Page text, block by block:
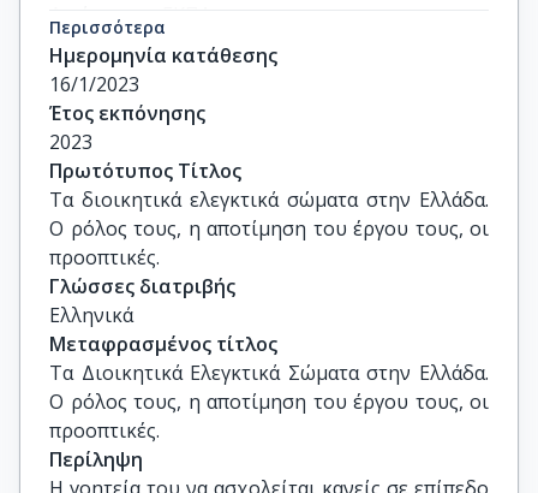
Διοίκησης - ΕΚΠΑ
Χρυσανθάκης Χαράλαμπος - Καθηγητής - Τμήμα
Πολιτικής Επιστήμης και Δημόσιας Διοίκησης -
ΕΚΠΑ
Πραβίτα Μαρία Ηλιάνα - Επίκ. Καθηγήτρια -
Τμήμα Πολιτικής Επιστήμης και Δημόσιας
Διοίκησης - ΕΚΠΑ
Κτιστάκη Σταυρούλα - Καθηγήτρια - Τμήμα
Δημόσιας Διοίκησης - Πάντειο Πανεπιστήμιο
Αθηνών
Μαυρομούστακου Ήβη - Καθηγήτρια - Τμήμα
Πολιτικής Επιστήμης - Πανεπιστήμιο Κρήτης
Περισσότερα
Ημερομηνία κατάθεσης
16/1/2023
Έτος εκπόνησης
2023
Πρωτότυπος Τίτλος
Τα διοικητικά ελεγκτικά σώματα στην Ελλάδα.
Ο ρόλος τους, η αποτίμηση του έργου τους, οι
προοπτικές.
Γλώσσες διατριβής
Ελληνικά
Μεταφρασμένος τίτλος
Τα Διοικητικά Ελεγκτικά Σώματα στην Ελλάδα.
Ο ρόλος τους, η αποτίμηση του έργου τους, οι
προοπτικές.
Περίληψη